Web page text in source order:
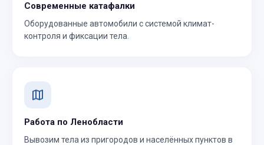
Современные катафалки
Оборудованные автомобили с системой климат-
контроля и фиксации тела.
Работа по Ленобласти
Вывозим тела из пригородов и населённых пунктов в